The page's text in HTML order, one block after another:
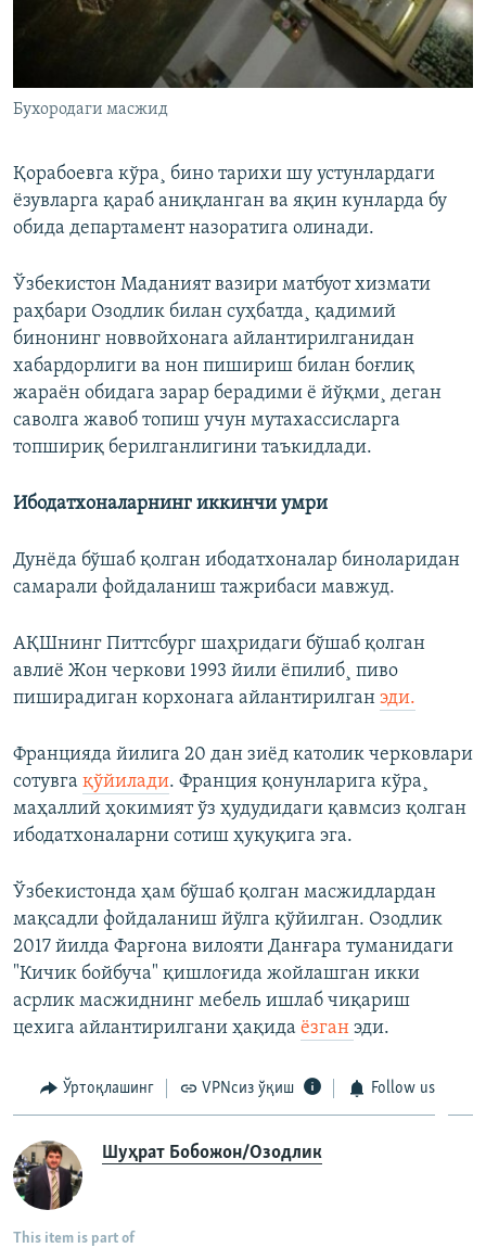
Бухородаги масжид
Қорабоевга кўра¸ бино тарихи шу устунлардаги
ëзувларга қараб аниқланган ва яқин кунларда бу
обида департамент назоратига олинади.
Ўзбекистон Маданият вазири матбуот хизмати
раҳбари Озодлик билан суҳбатда¸ қадимий
бинонинг новвойхонага айлантирилганидан
хабардорлиги ва нон пишириш билан боғлиқ
жараëн обидага зарар берадими ë йўқми¸ деган
саволга жавоб топиш учун мутахассисларга
топшириқ берилганлигини таъкидлади.
Ибодатхоналарнинг иккинчи умри
Дунëда бўшаб қолган ибодатхоналар биноларидан
самарали фойдаланиш тажрибаси мавжуд.
АҚШнинг Питтсбург шаҳридаги бўшаб қолган
авлиë Жон черкови 1993 йили ëпилиб¸ пиво
пиширадиган корхонага айлантирилган эди.
Францияда йилига 20 дан зиëд католик черковлари
сотувга қўйилади. Франция қонунларига кўра¸
маҳаллий ҳокимият ўз ҳудудидаги қавмсиз қолган
ибодатхоналарни сотиш ҳуқуқига эга.
Ўзбекистонда ҳам бўшаб қолган масжидлардан
мақсадли фойдаланиш йўлга қўйилган. Озодлик
2017 йилда Фарғона вилояти Данғара туманидаги
"Кичик бойбуча" қишлоғида жойлашган икки
асрлик масжиднинг мебель ишлаб чиқариш
цехига айлантирилгани ҳақида ëзган эди.
Ўртоқлашинг VPNсиз ўқиш Follow us
Шуҳрат Бобожон/Озодлик
This item is part of